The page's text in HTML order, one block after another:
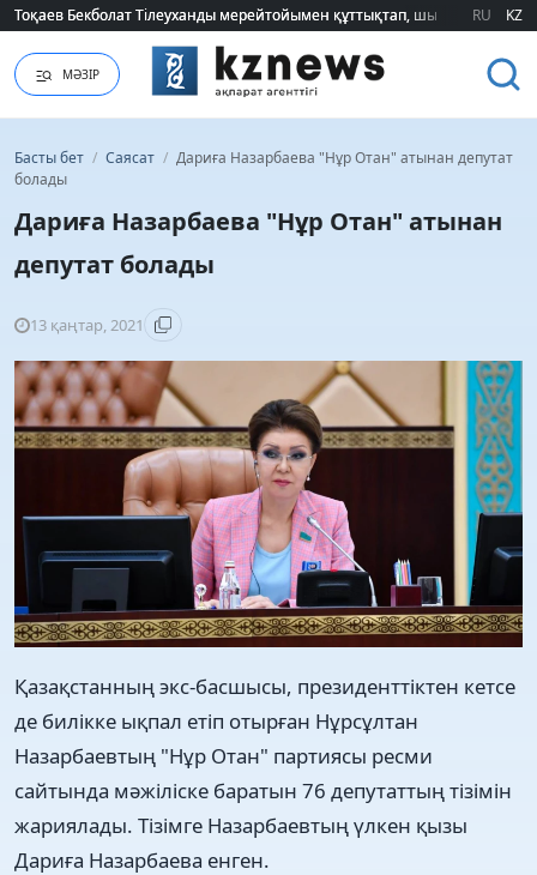
Тоқаев Бекболат Тілеуханды мерейтойымен құттықтап, шығармашылық
Тоқаев Бекболат Тілеуханды мерейтойымен құттықтап, шығармашылық
RU KZ
МӘЗІР
Басты бет / Саясат / Дариға Назарбаева "Нұр Отан" атынан депутат
болады
Дариға Назарбаева "Нұр Отан" атынан
депутат болады
13 қаңтар, 2021
Қазақстанның экс-басшысы, президенттіктен кетсе
де билікке ықпал етіп отырған Нұрсұлтан
Назарбаевтың "Нұр Отан" партиясы ресми
сайтында мәжіліске баратын 76 депутаттың тізімін
жариялады. Тізімге Назарбаевтың үлкен қызы
Дариға Назарбаева енген.